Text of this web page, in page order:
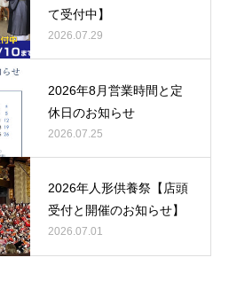
て受付中】
2026.07.29
2026年8月営業時間と定
休日のお知らせ
2026.07.25
2026年人形供養祭【店頭
受付と開催のお知らせ】
2026.07.01